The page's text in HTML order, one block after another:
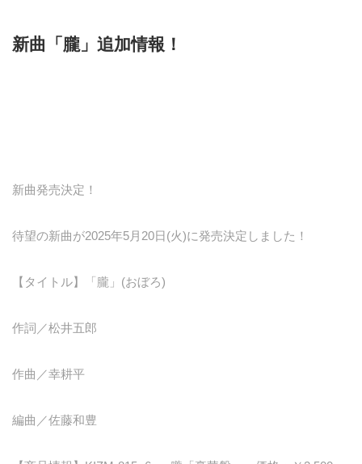
新曲「朧」追加情報！
新曲発売決定！
待望の新曲が2025年5月20日(火)に発売決定しました！
【タイトル】「朧」(おぼろ)
作詞／松井五郎
作曲／幸耕平
編曲／佐藤和豊